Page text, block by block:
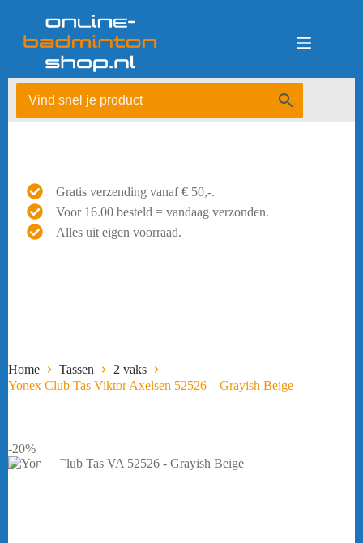
Gratis verzending vanaf € 50,-.
Voor 16.00 besteld = vandaag verzonden.
Alles uit eigen voorraad.
Home Tassen
2 vaks
Yonex Club Tas Viktor Axelsen 52526 – Grayish Beige
-20%